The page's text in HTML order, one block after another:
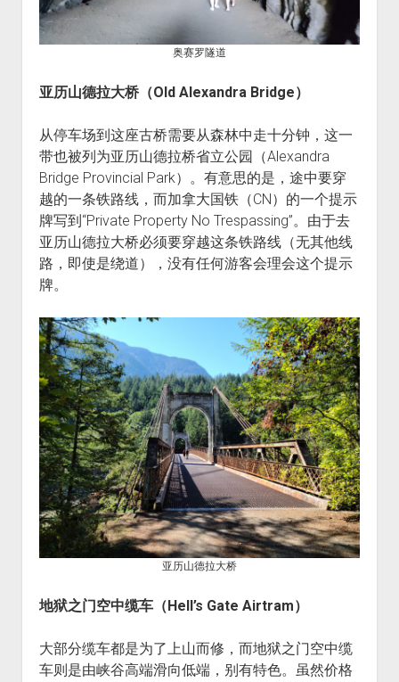
奥赛罗隧道
亚历山德拉大桥（Old Alexandra Bridge）
从停车场到这座古桥需要从森林中走十分钟，这一
带也被列为亚历山德拉桥省立公园（Alexandra
Bridge Provincial Park）。有意思的是，途中要穿
越的一条铁路线，而加拿大国铁（CN）的一个提示
牌写到“Private Property No Trespassing”。由于去
亚历山德拉大桥必须要穿越这条铁路线（无其他线
路，即使是绕道），没有任何游客会理会这个提示
牌。
亚历山德拉大桥
地狱之门空中缆车（Hell’s Gate Airtram）
大部分缆车都是为了上山而修，而地狱之门空中缆
车则是由峡谷高端滑向低端，别有特色。虽然价格